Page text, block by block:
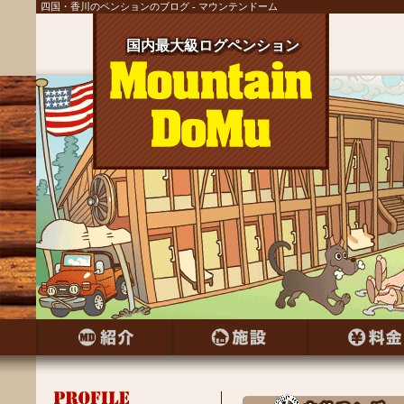
四国・香川のペンションのブログ - マウンテンドーム
国内最大級ログペンション
国内最大級ログペンション
国内最大級ログペンション
国内最大級ログペンション
国内最大級ログペンション
国内最大級ログペンション
国内最大級ログペンション
国内最大級ログペンション
国内最大級ログペンション
国内最大級ログペンション
国内最大級ログペンション
国内最大級ログペンション
国内最大級ログペンション
国内最大級ログペンション
国内最大級ログペンション
国内最大級ログペンション
国内最大級ログペンション
国内最大級ログペンション
国内最大級ログペンション
国内最大級ログペンション
国内最大級ログペンション
国内最大級ログペンション
国内最大級ログペンション
国内最大級ログペンション
国内最大級ログペンション